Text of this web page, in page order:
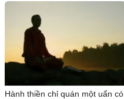
Hành thiền chỉ quán một uẩn có